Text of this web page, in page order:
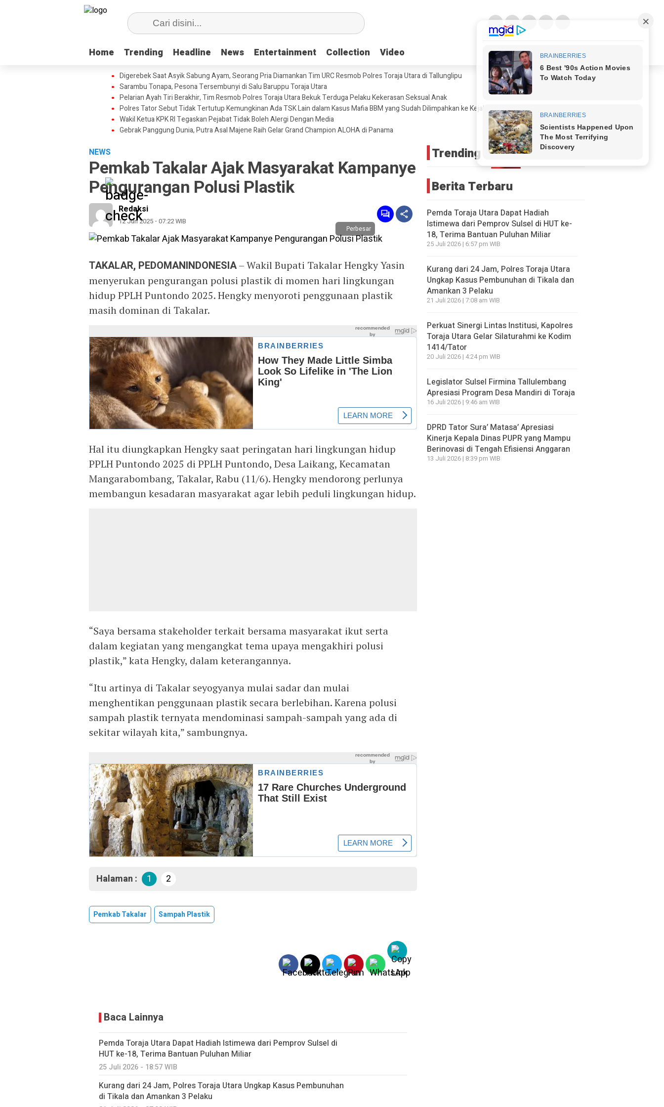
Home Trending Headline News Entertainment Collection Video
Home Trending Headline News Entertainment Collection Video
Digerebek Saat Asyik Sabung Ayam, Seorang Pria Diamankan Tim URC Resmob Polres Toraja Utara di Tallunglipu ​
Sarambu Tonapa, Pesona Tersembunyi di Salu Baruppu Toraja Utara
Pelarian Ayah Tiri Berakhir, Tim Resmob Polres Toraja Utara Bekuk Terduga Pelaku Kekerasan Seksual Anak
Polres Tator Sebut Tidak Tertutup Kemungkinan Ada TSK Lain dalam Kasus Mafia BBM yang Sudah Dilimpahkan ke Kejaksaan
Wakil Ketua KPK RI Tegaskan Pejabat Tidak Boleh Alergi Dengan Media
Gebrak Panggung Dunia, Putra Asal Majene Raih Gelar Grand Champion ALOHA di Panama
NEWS
Pemkab Takalar Ajak Masyarakat Kampanye
Pengurangan Polusi Plastik
Redaksi
12 Jun 2025 - 07:22 WIB
Perbesar
TAKALAR, PEDOMANINDONESIA– Wakil Bupati Takalar Hengky Yasin
menyerukan pengurangan polusi plastik di momen hari lingkungan
hidup PPLH Puntondo 2025. Hengky menyoroti penggunaan plastik
masih dominan di Takalar.
Hal itu diungkapkan Hengky saat peringatan hari lingkungan hidup
PPLH Puntondo 2025 di PPLH Puntondo, Desa Laikang, Kecamatan
Mangarabombang, Takalar, Rabu (11/6). Hengky mendorong perlunya
membangun kesadaran masyarakat agar lebih peduli lingkungan hidup.
“Saya bersama stakeholder terkait bersama masyarakat ikut serta
dalam kegiatan yang mengangkat tema upaya mengakhiri polusi
plastik,” kata Hengky, dalam keterangannya.
“Itu artinya di Takalar seyogyanya mulai sadar dan mulai
menghentikan penggunaan plastik secara berlebihan. Karena polusi
sampah plastik ternyata mendominasi sampah-sampah yang ada di
sekitar wilayah kita,” sambungnya.
Halaman : 1 2
Pemkab Takalar Sampah Plastik
Baca Lainnya
Pemda Toraja Utara Dapat Hadiah Istimewa dari Pemprov Sulsel di
HUT ke-18, Terima Bantuan Puluhan Miliar
25 Juli 2026 - 18:57 WIB
Kurang dari 24 Jam, Polres Toraja Utara Ungkap Kasus Pembunuhan
di Tikala dan Amankan 3 Pelaku
Trending
Berita Terbaru
Pemda Toraja Utara Dapat Hadiah
Istimewa dari Pemprov Sulsel di HUT ke-
18, Terima Bantuan Puluhan Miliar
25 Juli 2026 | 6:57 pm WIB
Kurang dari 24 Jam, Polres Toraja Utara
Ungkap Kasus Pembunuhan di Tikala dan
Amankan 3 Pelaku
21 Juli 2026 | 7:08 am WIB
Perkuat Sinergi Lintas Institusi, Kapolres
Toraja Utara Gelar Silaturahmi ke Kodim
1414/Tator
20 Juli 2026 | 4:24 pm WIB
Legislator Sulsel Firmina Tallulembang
Apresiasi Program Desa Mandiri di Toraja
16 Juli 2026 | 9:46 am WIB
DPRD Tator Sura’ Matasa’ Apresiasi
Kinerja Kepala Dinas PUPR yang Mampu
Berinovasi di Tengah Efisiensi Anggaran
13 Juli 2026 | 8:39 pm WIB